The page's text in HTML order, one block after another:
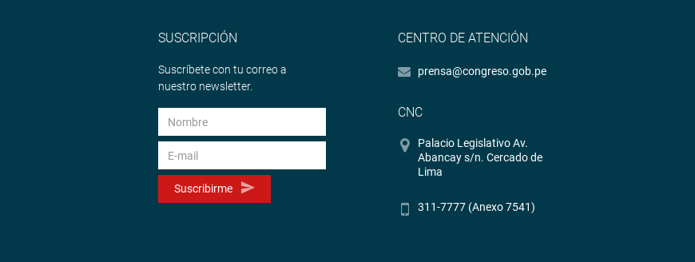
SUSCRIPCIÓN
Suscríbete con tu correo a
nuestro newsletter.
Suscribirme
CENTRO DE ATENCIÓN
prensa@congreso.gob.pe
CNC
Palacio Legislativo Av.
Abancay s/n. Cercado de
Lima
311-7777 (Anexo 7541)